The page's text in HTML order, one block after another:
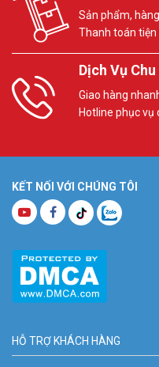
Sản phẩm,
Thanh toán tiện
Dịch Vụ
Giao hàng
Hotline phục vụ
KẾT NỐI VỚI CHÚNG TÔI
HỖ TRỢ KHÁCH HÀNG